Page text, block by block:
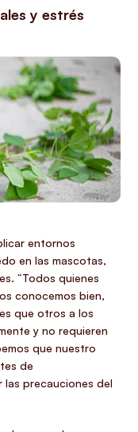
y estrés
entornos
en las mascotas,
“Todos quienes
conocemos bien,
que otros a los
y no requieren
que nuestro
de
precauciones del